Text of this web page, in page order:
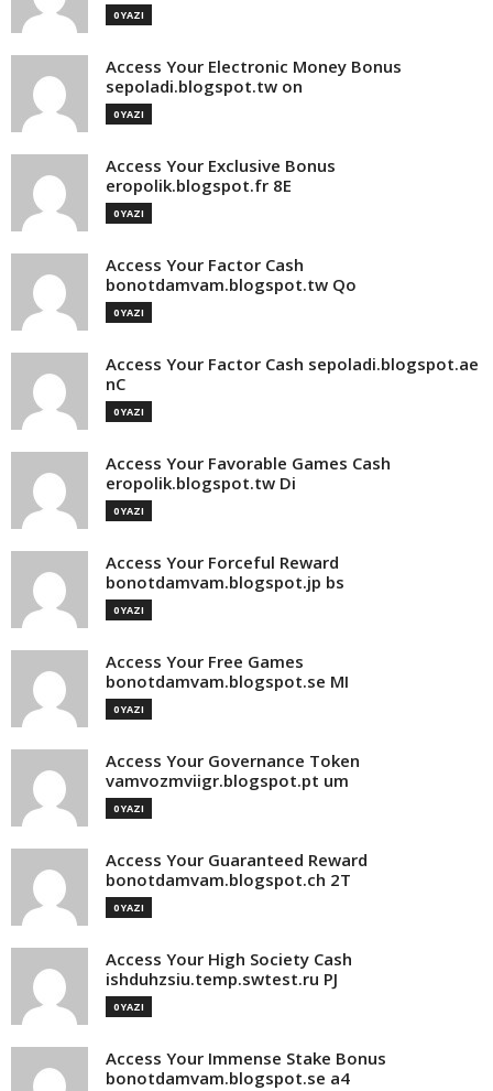
0 YAZI
Access Your Electronic Money Bonus
sepoladi.blogspot.tw on
0 YAZI
Access Your Exclusive Bonus
eropolik.blogspot.fr 8E
0 YAZI
Access Your Factor Cash
bonotdamvam.blogspot.tw Qo
0 YAZI
Access Your Factor Cash sepoladi.blogspot.ae
nC
0 YAZI
Access Your Favorable Games Cash
eropolik.blogspot.tw Di
0 YAZI
Access Your Forceful Reward
bonotdamvam.blogspot.jp bs
0 YAZI
Access Your Free Games
bonotdamvam.blogspot.se MI
0 YAZI
Access Your Governance Token
vamvozmviigr.blogspot.pt um
0 YAZI
Access Your Guaranteed Reward
bonotdamvam.blogspot.ch 2T
0 YAZI
Access Your High Society Cash
ishduhzsiu.temp.swtest.ru PJ
0 YAZI
Access Your Immense Stake Bonus
bonotdamvam.blogspot.se a4